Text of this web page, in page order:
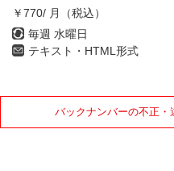
￥770/ 月（税込）
毎週 水曜日
テキスト・HTML形式
バックナンバーの不正